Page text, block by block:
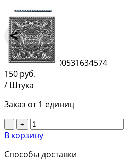
Сравнить
Штрихкод:2000531634574
150 руб.
/ Штука
Заказ от 1 единиц
- +
В корзину
Способы доставки